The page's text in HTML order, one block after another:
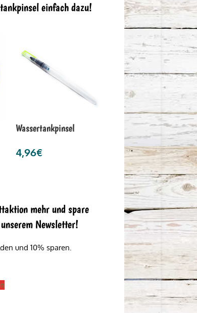
einfach dazu!
Wassertankpinsel
4,96€
mehr und spare
Newsletter!
und 10% sparen.